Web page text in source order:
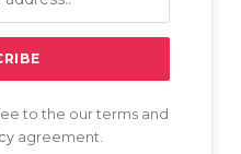
to the our terms and
agreement.